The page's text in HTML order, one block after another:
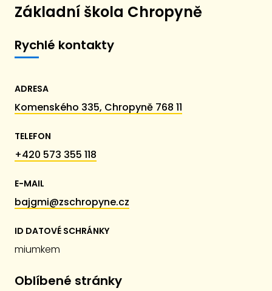
Základní škola Chropyně
Rychlé kontakty
ADRESA
Komenského 335, Chropyně 768 11
TELEFON
+420 573 355 118
E-MAIL
bajgmi@zschropyne.cz
ID DATOVÉ SCHRÁNKY
miumkem
Oblíbené stránky